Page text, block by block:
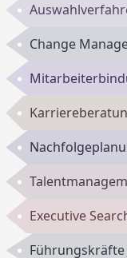
Change
Executive